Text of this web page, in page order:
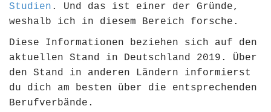
Studien . Und das ist einer der Gründe,
weshalb ich in diesem Bereich forsche.
Diese Informationen beziehen sich auf den
aktuellen Stand in Deutschland 2019. Über
den Stand in anderen Ländern informierst
du dich am besten über die entsprechenden
Berufverbände.